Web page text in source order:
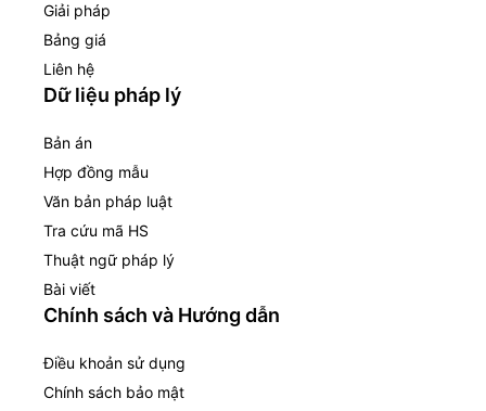
Giải pháp
Bảng giá
Liên hệ
Dữ liệu pháp lý
Bản án
Hợp đồng mẫu
Văn bản pháp luật
Tra cứu mã HS
Thuật ngữ pháp lý
Bài viết
Chính sách và Hướng dẫn
Điều khoản sử dụng
Chính sách bảo mật